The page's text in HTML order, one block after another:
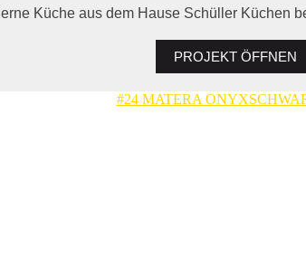
Küche aus dem Hause Schüller Küchen
PROJEKT ÖFFNEN